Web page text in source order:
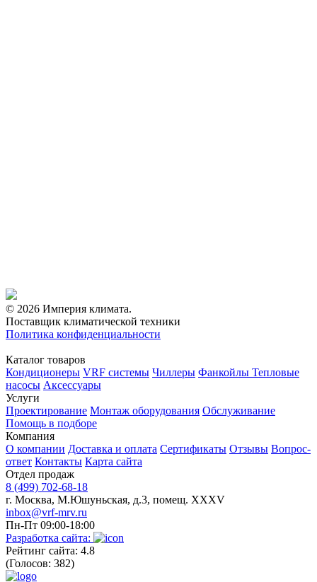
© 2026 Империя климата.
Поставщик климатической техники
Политика конфиденциальности
Каталог товаров
Кондиционеры VRF системы Чиллеры Фанкойлы Тепловые
насосы Аксессуары
Услуги
Проектирование Монтаж оборудования Обслуживание
Помощь в подборе
Компания
О компании Доставка и оплата Сертификаты Отзывы Вопрос-
ответ Контакты Карта сайта
Отдел продаж
8 (499) 702-68-18
г. Москва, М.Юшуньская, д.3, помещ. XXXV
inbox@vrf-mrv.ru
Пн-Пт 09:00-18:00
Разработка сайта:
Рейтинг сайта: 4.8
(Голосов: 382)